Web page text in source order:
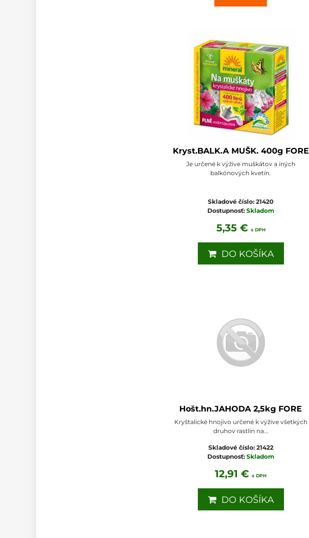
Kryst.BALK.A MUŠK. 400g FORE
Je určené k výžive muškátov a iných
balkónových kvetín.
Skladové číslo:21420
Dostupnosť: Skladom
5,35 € s DPH
DO KOŠÍKA
Hošt.hn.JAHODA 2,5kg FORE
Kryštalické hnojivo určené k výžive všetkých
druhov rastlín na...
Skladové číslo: 21422
Dostupnosť: Skladom
12,91 €s DPH
DO KOŠÍKA